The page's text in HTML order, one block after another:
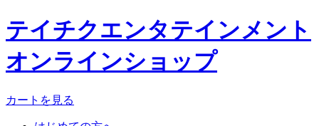
テイチクエンタテインメント
オンラインショップ
カートを見る